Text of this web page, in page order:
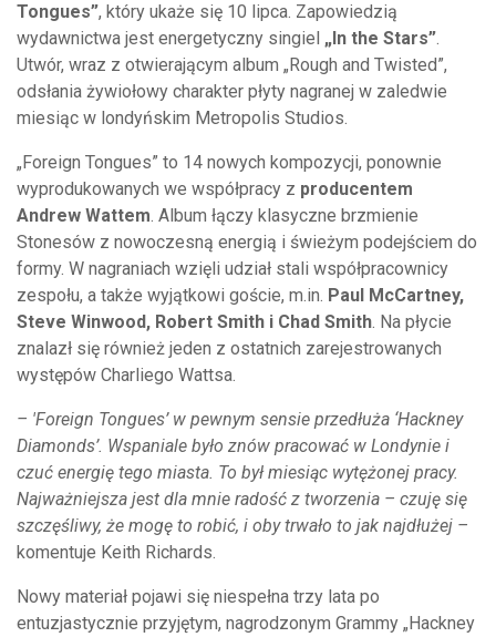
Tongues”, który ukaże się 10 lipca. Zapowiedzią
wydawnictwa jest energetyczny singiel „In the Stars”.
Utwór, wraz z otwierającym album „Rough and Twisted”,
odsłania żywiołowy charakter płyty nagranej w zaledwie
miesiąc w londyńskim Metropolis Studios.
„Foreign Tongues” to 14 nowych kompozycji, ponownie
wyprodukowanych we współpracy z producentem
Andrew Wattem. Album łączy klasyczne brzmienie
Stonesów z nowoczesną energią i świeżym podejściem do
formy. W nagraniach wzięli udział stali współpracownicy
zespołu, a także wyjątkowi goście, m.in. Paul McCartney,
Steve Winwood, Robert Smith i Chad Smith. Na płycie
znalazł się również jeden z ostatnich zarejestrowanych
występów Charliego Wattsa.
– 'Foreign Tongues’ w pewnym sensie przedłuża ‘Hackney
Diamonds’. Wspaniale było znów pracować w Londynie i
czuć energię tego miasta. To był miesiąc wytężonej pracy.
Najważniejsza jest dla mnie radość z tworzenia – czuję się
szczęśliwy, że mogę to robić, i oby trwało to jak najdłużej –
komentuje Keith Richards.
Nowy materiał pojawi się niespełna trzy lata po
entuzjastycznie przyjętym, nagrodzonym Grammy „Hackney